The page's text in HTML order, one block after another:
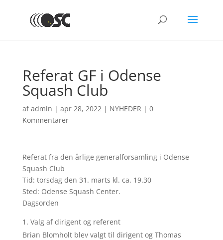
Referat GF i Odense
Squash Club
afadmin | apr 28, 2022| NYHEDER | 0
Kommentarer
Referat fra den årlige generalforsamling i Odense
Squash Club
Tid: torsdag den 31. marts kl. ca. 19.30
Sted: Odense Squash Center.
Dagsorden
Valg af dirigent og referent
Brian Blomholt blev valgt til dirigent og Thomas